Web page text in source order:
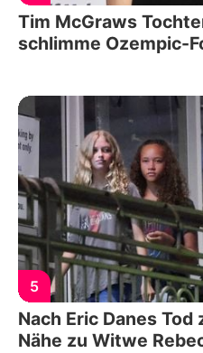
Tim McGraws
schlimme Ozempic-
5
Nach Eric Danes
Nähe zu Witwe